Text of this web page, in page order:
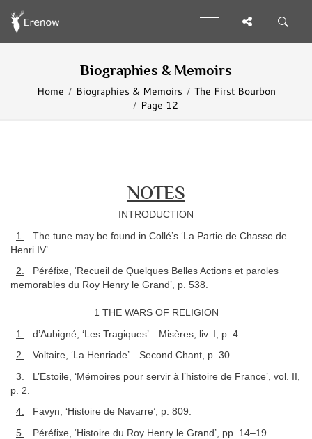
Biographies & Memoirs
Home Biographies & Memoirs
The First Bourbon
Page 12
NOTES
INTRODUCTION
1.
The tune may be found in Collé’s ‘La Partie de Chasse de
Henri IV’.
2. Péréfixe, ‘Recueil de Quelques Belles Actions et paroles
memorables du Roy Henry le Grand’, p. 538.
1 THE WARS OF RELIGION
1. d’Aubigné, ‘Les Tragiques’—Misères, liv. I, p. 4.
2. Voltaire, ‘La Henriade’—Second Chant, p. 30.
3.
L’Estoile, ‘Mémoires pour servir à l’histoire de France’, vol. II,
p. 2.
4. Favyn, ‘Histoire de Navarre’, p. 809.
5. Péréfixe, ‘Histoire du Roy Henry le Grand’, pp. 14–19.